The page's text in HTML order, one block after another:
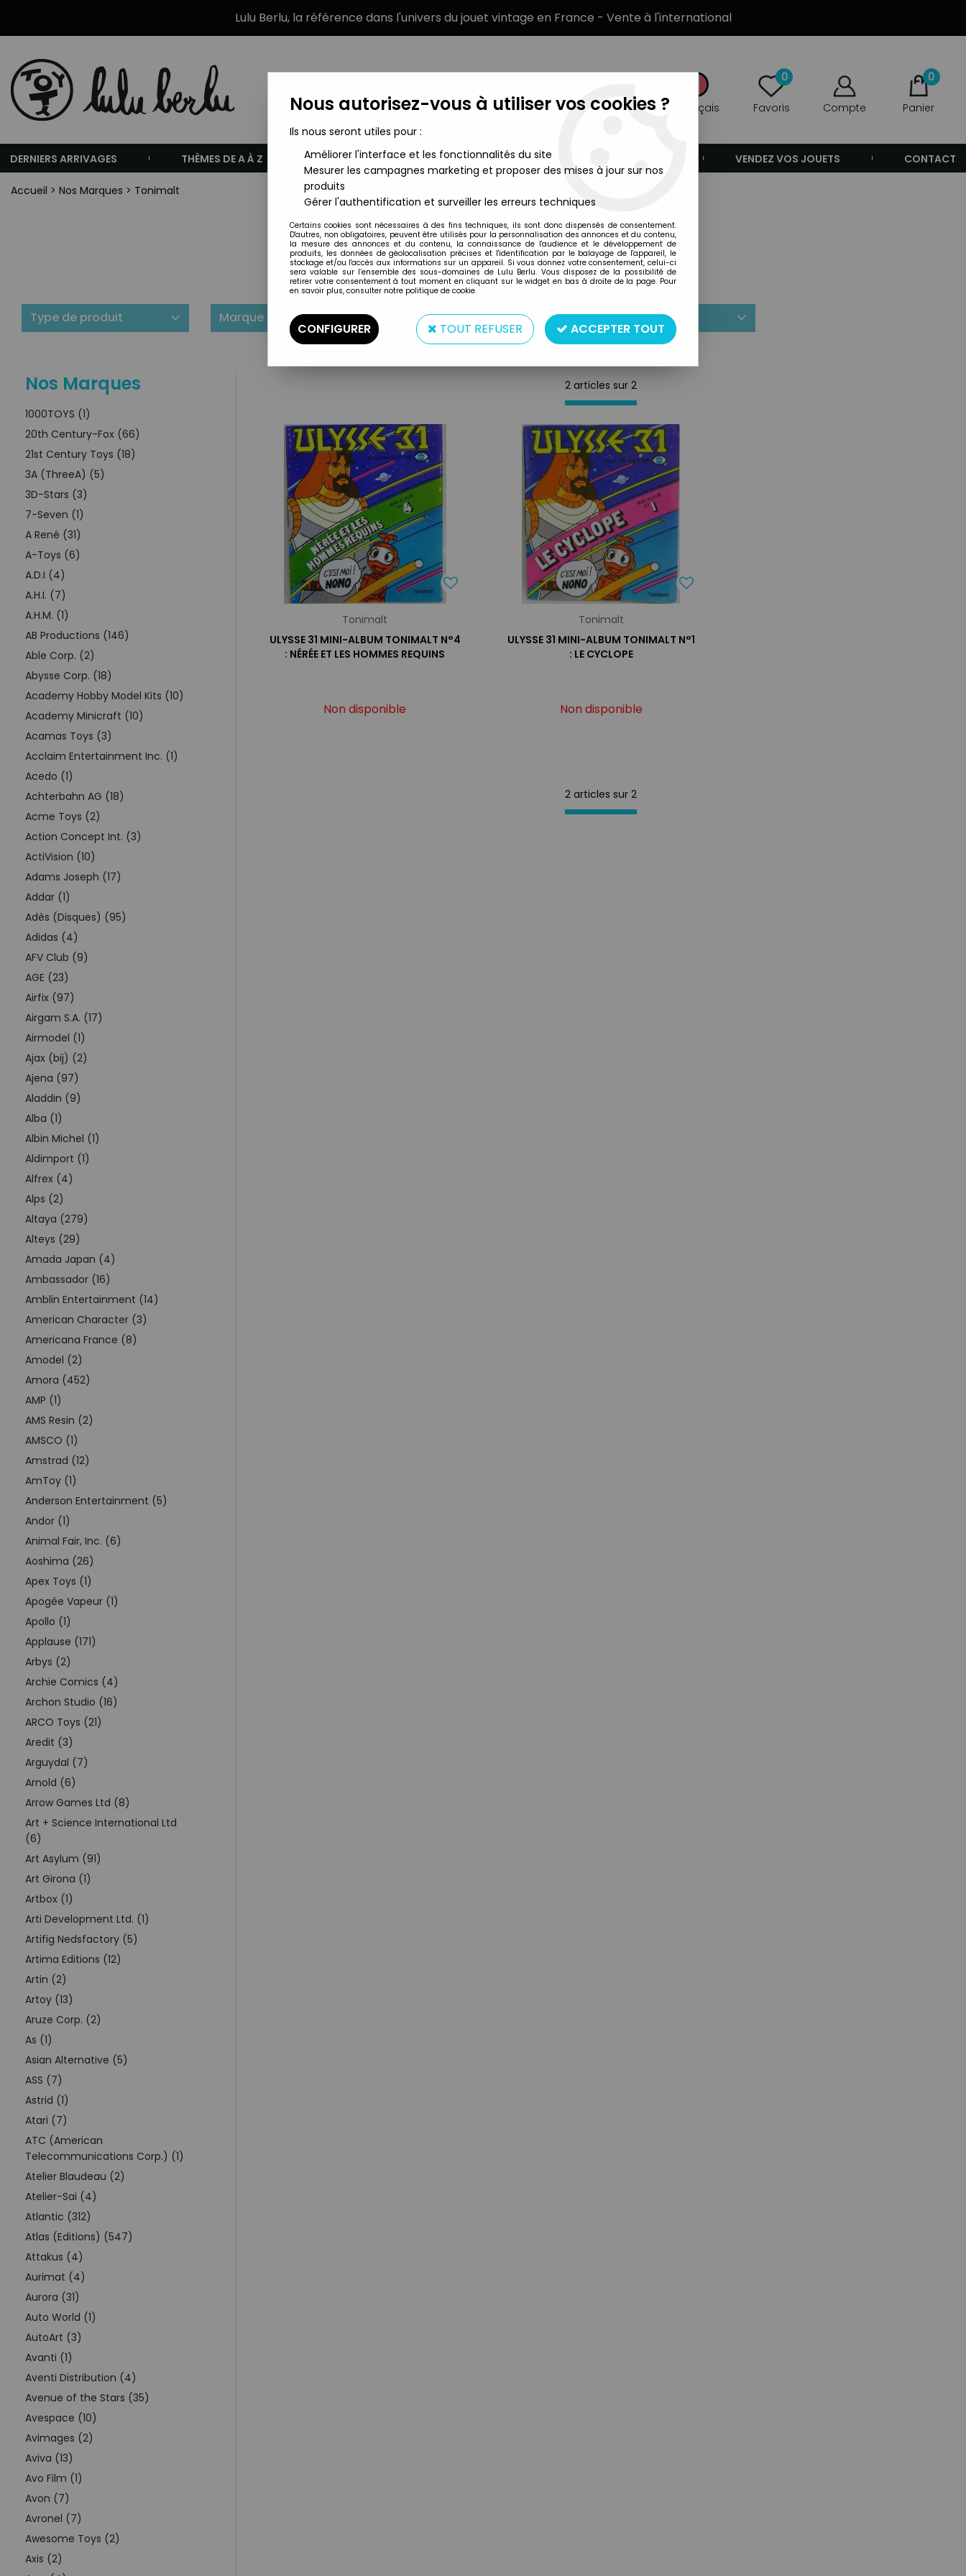
Lulu Berlu, la référence dans l'univers du jouet vintage en France - Vente à l'international
Français
0
Favoris Compte
0
Panier
DERNIERS ARRIVAGES THÈMES DE A À Z MARQUES TYPE DE PRODUIT VENDEZ VOS JOUETS CONTACT
Accueil > Nos Marques > Tonimalt
Tonimalt
Type de produit Marque Disponibilité Trier par
Nos Marques
1000TOYS (1)
20th Century-Fox (66)
21st Century Toys (18)
3A (ThreeA) (5)
3D-Stars (3)
7-Seven (1)
A René (31)
A-Toys (6)
A.D.I (4)
A.H.I. (7)
A.H.M. (1)
AB Productions (146)
Able Corp. (2)
Abysse Corp. (18)
Academy Hobby Model Kits (10)
Academy Minicraft (10)
Acamas Toys (3)
Acclaim Entertainment Inc. (1)
Acedo (1)
Achterbahn AG (18)
Acme Toys (2)
Action Concept Int. (3)
ActiVision (10)
Adams Joseph (17)
Addar (1)
Adès (Disques) (95)
Adidas (4)
AFV Club (9)
AGE (23)
Airfix (97)
Airgam S.A. (17)
Airmodel (1)
Ajax (bij) (2)
Ajena (97)
Aladdin (9)
Alba (1)
Albin Michel (1)
Aldimport (1)
Alfrex (4)
Alps (2)
Altaya (279)
Alteys (29)
Amada Japan (4)
Ambassador (16)
Amblin Entertainment (14)
American Character (3)
Americana France (8)
Amodel (2)
Amora (452)
AMP (1)
AMS Resin (2)
AMSCO (1)
Amstrad (12)
AmToy (1)
Anderson Entertainment (5)
Andor (1)
Animal Fair, Inc. (6)
Aoshima (26)
Apex Toys (1)
Apogée Vapeur (1)
Apollo (1)
Applause (171)
Arbys (2)
Archie Comics (4)
Archon Studio (16)
ARCO Toys (21)
Aredit (3)
Arguydal (7)
Arnold (6)
Arrow Games Ltd (8)
Art + Science International Ltd
(6)
Art Asylum (91)
Art Girona (1)
Artbox (1)
Arti Development Ltd. (1)
Artifig Nedsfactory (5)
Artima Editions (12)
Artin (2)
Artoy (13)
Aruze Corp. (2)
As (1)
Asian Alternative (5)
ASS (7)
Astrid (1)
Atari (7)
ATC (American
Telecommunications Corp.) (1)
Atelier Blaudeau (2)
Atelier-Sai (4)
Atlantic (312)
Atlas (Editions) (547)
Attakus (4)
Aurimat (4)
Aurora (31)
Auto World (1)
AutoArt (3)
Avanti (1)
Aventi Distribution (4)
Avenue of the Stars (35)
Avespace (10)
Avimages (2)
Aviva (13)
Avo Film (1)
Avon (7)
Avronel (7)
Awesome Toys (2)
Axis (2)
2 articles sur 2
Tonimalt
ULYSSE 31 MINI-ALBUM TONIMALT N°4
: NÉRÉE ET LES HOMMES REQUINS
Non disponible
Tonimalt
ULYSSE 31 MINI-ALBUM TONIMALT N°1
: LE CYCLOPE
Non disponible
2 articles sur 2
Nous autorisez-vous à utiliser vos cookies ?
Ils nous seront utiles pour :
Améliorer l'interface et les fonctionnalités du site
Mesurer les campagnes marketing et proposer des mises à jour sur nos
produits
Gérer l'authentification et surveiller les erreurs techniques
Certains cookies sont nécessaires à des fins techniques, ils sont donc dispensés de consentement.
D'autres, non obligatoires, peuvent être utilisés pour la personnalisation des annonces et du contenu,
la mesure des annonces et du contenu, la connaissance de l'audience et le développement de
produits, les données de géolocalisation précises et l'identification par le balayage de l'appareil, le
stockage et/ou l'accès aux informations sur un appareil. Si vous donnez votre consentement, celui-ci
sera valable sur l’ensemble des sous-domaines de Lulu Berlu. Vous disposez de la possibilité de
retirer votre consentement à tout moment en cliquant sur le widget en bas à droite de la page. Pour
en savoir plus, consulter notre politique de cookie.
CONFIGURER TOUT REFUSER ACCEPTER TOUT